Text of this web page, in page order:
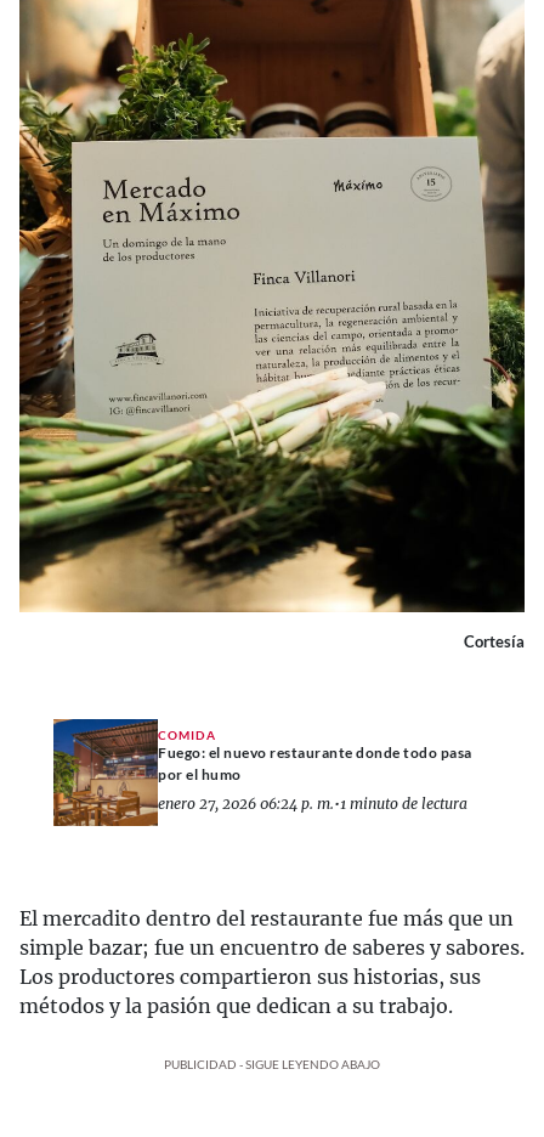
Cortesía
COMIDA
Fuego: el nuevo restaurante donde todo pasa
por el humo
enero 27, 2026 06:24 p. m.•1 minuto de lectura
El mercadito dentro del restaurante fue más que un
simple bazar; fue un encuentro de saberes y sabores.
Los productores compartieron sus historias, sus
métodos y la pasión que dedican a su trabajo.
PUBLICIDAD - SIGUE LEYENDO ABAJO